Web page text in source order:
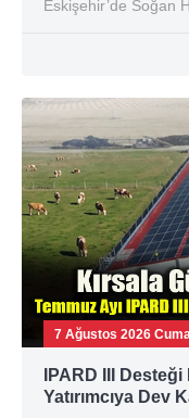
Eskişehir’de Soğan
7 Ağustos 2026 Cuma
IPARD III
Yatırımcıya Dev